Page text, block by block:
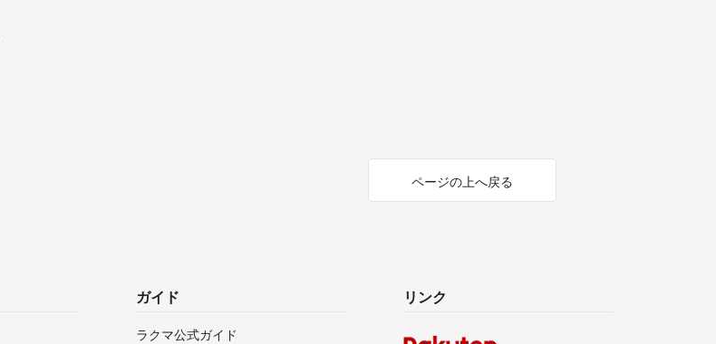
ページの上へ戻る
ガイド
ラクマ公式ガイド
リンク